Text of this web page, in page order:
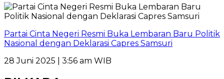
Partai Cinta Negeri Resmi Buka Lembaran Baru Politik
Nasional dengan Deklarasi Capres Samsuri
28 Juni 2025 | 3:56 am WIB